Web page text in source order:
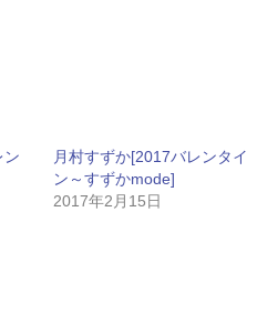
ン
月村すずか[2017バレンタイ
ン～すずかmode]
2017年2月15日